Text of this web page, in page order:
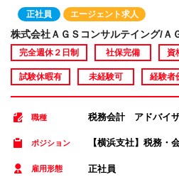
正社員 エージェント求人
株式会社ＡＧＳコンサルテイング/Ａ
完全週休２日制 社保完備 資
試験休暇有 未経験可 経験者
職種 税務会計 アドバイ
ポジション 【横浜支社】税務・
雇用形態 正社員